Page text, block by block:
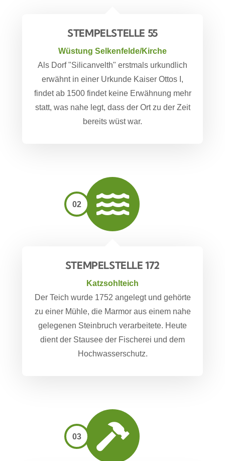
STEMPELSTELLE 55
Wüstung Selkenfelde/Kirche
Als Dorf "Silicanvelth" erstmals urkundlich
erwähnt in einer Urkunde Kaiser Ottos I,
findet ab 1500 findet keine Erwähnung mehr
statt, was nahe legt, dass der Ort zu der Zeit
bereits wüst war.
02
STEMPELSTELLE 172
Katzsohlteich
Der Teich wurde 1752 angelegt und gehörte
zu einer Mühle, die Marmor aus einem nahe
gelegenen Steinbruch verarbeitete. Heute
dient der Stausee der Fischerei und dem
Hochwasserschutz.
03